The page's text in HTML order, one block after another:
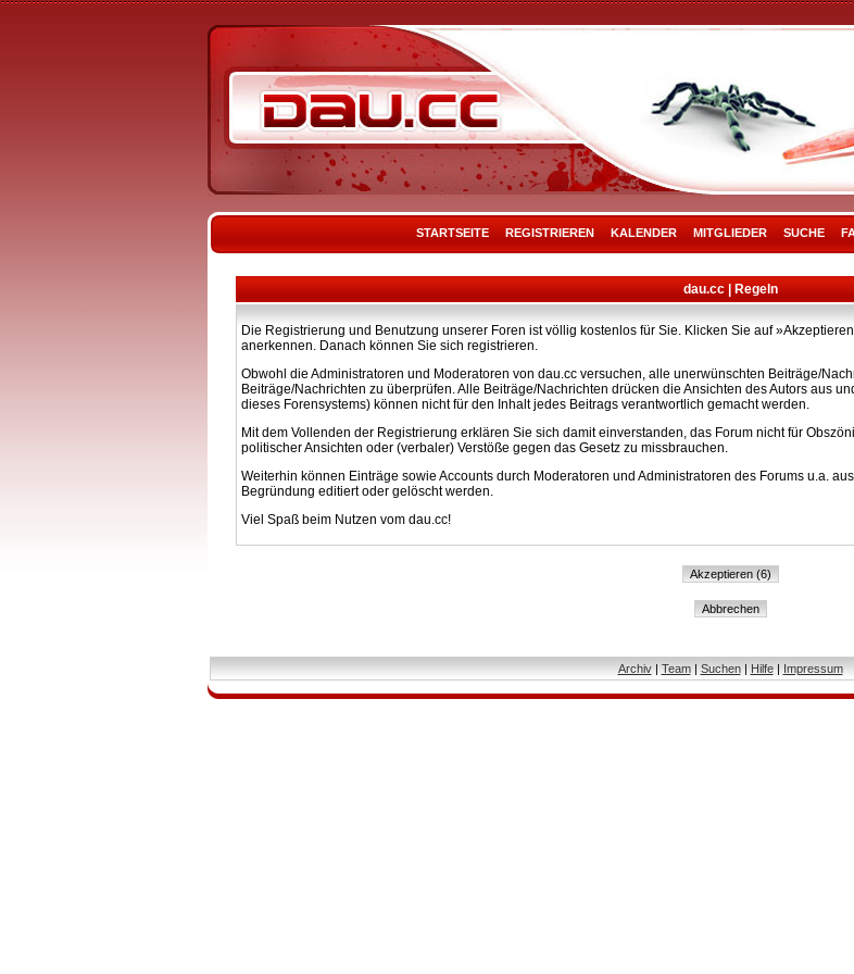
STARTSEITE REGISTRIEREN KALENDER MITGLIEDER SUCHE
dau.cc | Regeln
Die Registrierung und Benutzung unserer Foren ist völlig kostenlos für Sie. Klicken Sie auf
anerkennen. Danach können Sie sich registrieren.
Obwohl die Administratoren und Moderatoren von dau.cc versuchen, alle unerwünschten Beiträge/
Beiträge/Nachrichten zu überprüfen. Alle Beiträge/Nachrichten drücken die Ansichten des Autors aus
dieses Forensystems) können nicht für den Inhalt jedes Beitrags verantwortlich gemacht werden.
Mit dem Vollenden der Registrierung erklären Sie sich damit einverstanden, das Forum nicht für
politischer Ansichten oder (verbaler) Verstöße gegen das Gesetz zu missbrauchen.
Weiterhin können Einträge sowie Accounts durch Moderatoren und Administratoren des Forums u.a.
Begründung editiert oder gelöscht werden.
Viel Spaß beim Nutzen vom dau.cc!
Archiv| Team| Suchen| Hilfe| Impressum